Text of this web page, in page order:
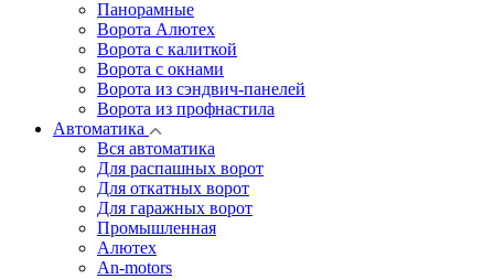
Панорамные
Ворота Алютех
Ворота с калиткой
Ворота c окнами
Ворота из сэндвич-панелей
Ворота из профнастила
Автоматика
Вся автоматика
Для распашных ворот
Для откатных ворот
Для гаражных ворот
Промышленная
Алютех
An-motors